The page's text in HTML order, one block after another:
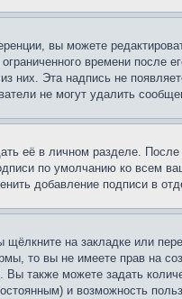
вы можете
времени
них. Эта надпись не
не могут удалить
её в личном разделе.
по умолчанию ко всем
добавление подписи в
щёлкните на закладке или
то вы не имеете прав на
Вы также можете задать
и возможность